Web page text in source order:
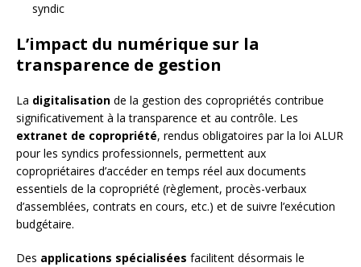
syndic
L’impact du numérique sur la
transparence de gestion
La digitalisation de la gestion des copropriétés contribue
significativement à la transparence et au contrôle. Les
extranet de copropriété, rendus obligatoires par la loi ALUR
pour les syndics professionnels, permettent aux
copropriétaires d’accéder en temps réel aux documents
essentiels de la copropriété (règlement, procès-verbaux
d’assemblées, contrats en cours, etc.) et de suivre l’exécution
budgétaire.
Des applications spécialisées facilitent désormais le